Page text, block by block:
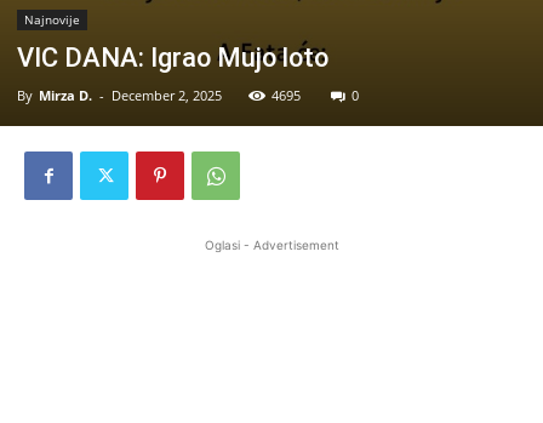
Najnovije
VIC DANA: Igrao Mujo loto
By Mirza D. - December 2, 2025 4695 0
Oglasi - Advertisement